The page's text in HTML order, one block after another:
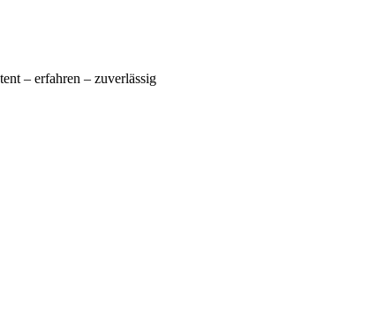
– erfahren – zuverlässig